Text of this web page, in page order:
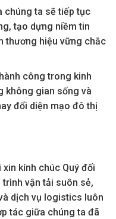
chúng ta sẽ tiếp tục
tạo dựng niềm tin
thương hiệu vững chắc
công trong kinh
không gian sống và
đổi diện mạo đô thị
xin kính chúc Quý đối
vận tải suôn sẻ,
dịch vụ logistics luôn
tác giữa chúng ta đã